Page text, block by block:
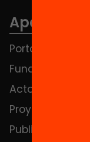
Apartados
Portada
Fundación
Actos
Proyectos
Publicaciones y